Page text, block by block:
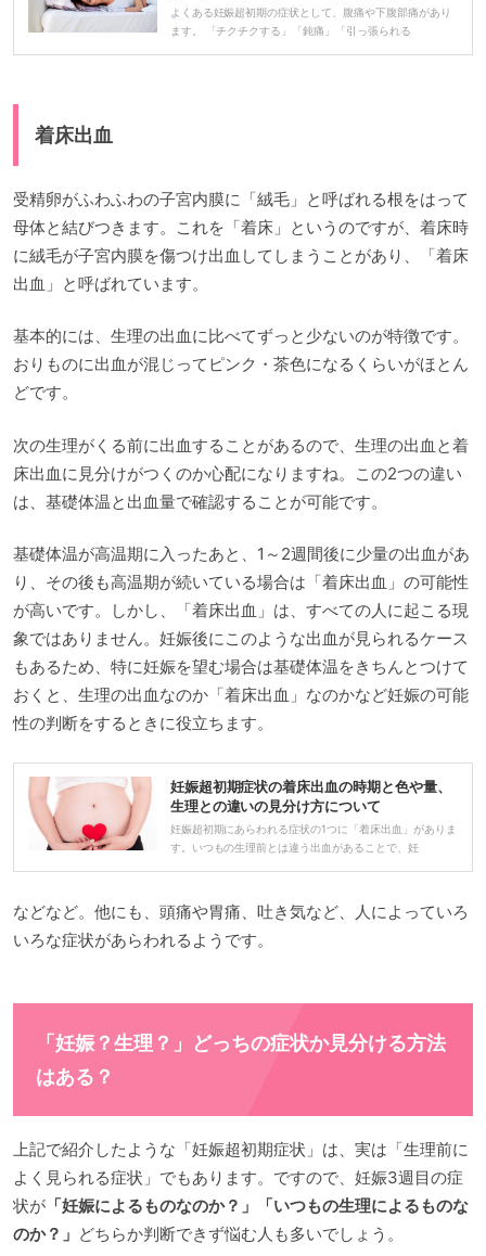
よくある妊娠超初期の症状として、腹痛や下腹部痛があり
ます。 「チクチクする」「鈍痛」「引っ張られる
着床出血
受精卵がふわふわの子宮内膜に「絨毛」と呼ばれる根をはって
母体と結びつきます。これを「着床」というのですが、着床時
に絨毛が子宮内膜を傷つけ出血してしまうことがあり、「着床
出血」と呼ばれています。
基本的には、生理の出血に比べてずっと少ないのが特徴です。
おりものに出血が混じってピンク・茶色になるくらいがほとん
どです。
次の生理がくる前に出血することがあるので、生理の出血と着
床出血に見分けがつくのか心配になりますね。この2つの違い
は、基礎体温と出血量で確認することが可能です。
基礎体温が高温期に入ったあと、1～2週間後に少量の出血があ
り、その後も高温期が続いている場合は「着床出血」の可能性
が高いです。しかし、「着床出血」は、すべての人に起こる現
象ではありません。妊娠後にこのような出血が見られるケース
もあるため、特に妊娠を望む場合は基礎体温をきちんとつけて
おくと、生理の出血なのか「着床出血」なのかなど妊娠の可能
性の判断をするときに役立ちます。
妊娠超初期症状の着床出血の時期と色や量、
生理との違いの見分け方について
妊娠超初期にあらわれる症状の1つに「着床出血」がありま
す。いつもの生理前とは違う出血があることで、妊
などなど。他にも、頭痛や胃痛、吐き気など、人によっていろ
いろな症状があらわれるようです。
「妊娠？生理？」どっちの症状か見分ける方法
はある？
上記で紹介したような「妊娠超初期症状」は、実は「生理前に
よく見られる症状」でもあります。ですので、妊娠3週目の症
状が「妊娠によるものなのか？」「いつもの生理によるものな
のか？」 どちらか判断できず悩む人も多いでしょう。